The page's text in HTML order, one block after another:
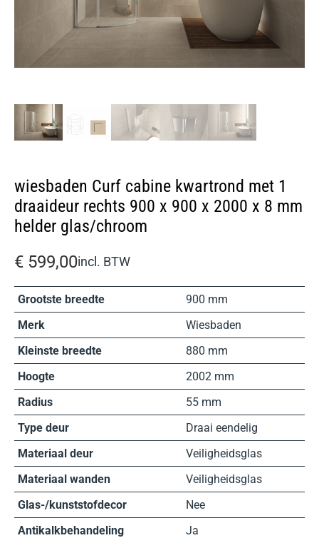
wiesbaden Curf cabine kwartrond met 1
draaideur rechts 900 x 900 x 2000 x 8 mm
helder glas/chroom
€ 599,00incl. BTW
Grootste breedte
900 mm
Merk
Wiesbaden
Kleinste breedte
880 mm
Hoogte
2002 mm
Radius
55 mm
Type deur
Draai eendelig
Materiaal deur
Veiligheidsglas
Materiaal wanden
Veiligheidsglas
Glas-/kunststofdecor
Nee
Antikalkbehandeling
Ja